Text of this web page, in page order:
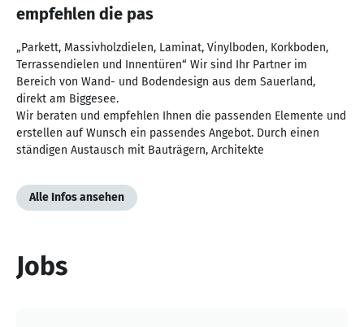
empfehlen die pas
„Parkett, Massivholzdielen, Laminat, Vinylboden, Korkboden,
Terrassendielen und Innentüren“ Wir sind Ihr Partner im
Bereich von Wand- und Bodendesign aus dem Sauerland,
direkt am Biggesee.
Wir beraten und empfehlen Ihnen die passenden Elemente und
erstellen auf Wunsch ein passendes Angebot. Durch einen
ständigen Austausch mit Bauträgern, Architekte
Alle Infos ansehen
Jobs